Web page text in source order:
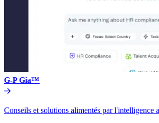
G-P Gia™​​
Conseils et solutions alimentés par